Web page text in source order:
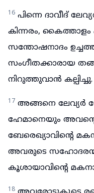
16 പിന്നെ ദാവീദ്
കിന്നരം, കൈത്താളം
സന്തോഷനാദം
സംഗീതക്കാരായ
നിറുത്തുവാൻ കല്പിച്ചു.
17 അങ്ങനെ ലേവ്യർ
ഹേമാനെയും
ബേരെഖ്യാവിന്റെ
അവരുടെ
കൂശായാവിന്റെ
18